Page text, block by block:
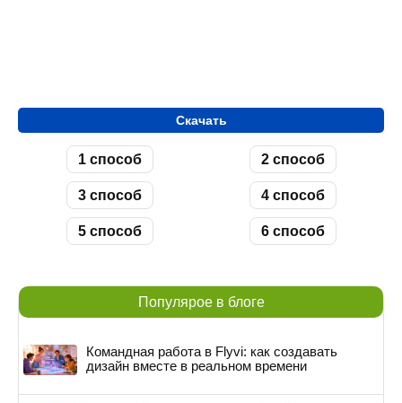
Скачать
1 способ 2 способ
3 способ 4 способ
5 способ 6 способ
Популярое в блоге
Командная работа в Flyvi: как создавать
дизайн вместе в реальном времени